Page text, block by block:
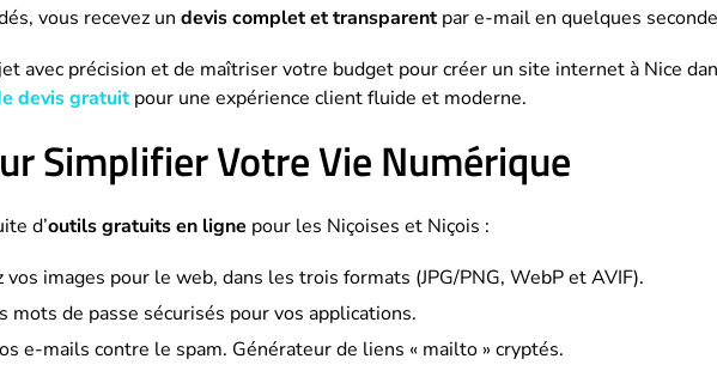
vous recevez un devis complet et transparentpar e-mail en quelques
avec précision et de maîtriser votre budget pour créer un site internet à Nice
devis gratuitpour une expérience client fluide et moderne.
Simplifier Votre Vie Numérique
d’outils gratuits en ligne pour les Niçoises et Niçois :
vos images pour le web, dans les trois formats (JPG/PNG, WebP et AVIF).
mots de passe sécurisés pour vos applications.
e-mails contre le spam. Générateur de liens « mailto » cryptés.